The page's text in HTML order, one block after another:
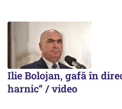
Ilie Bolojan, gafă în
harnic“ / video